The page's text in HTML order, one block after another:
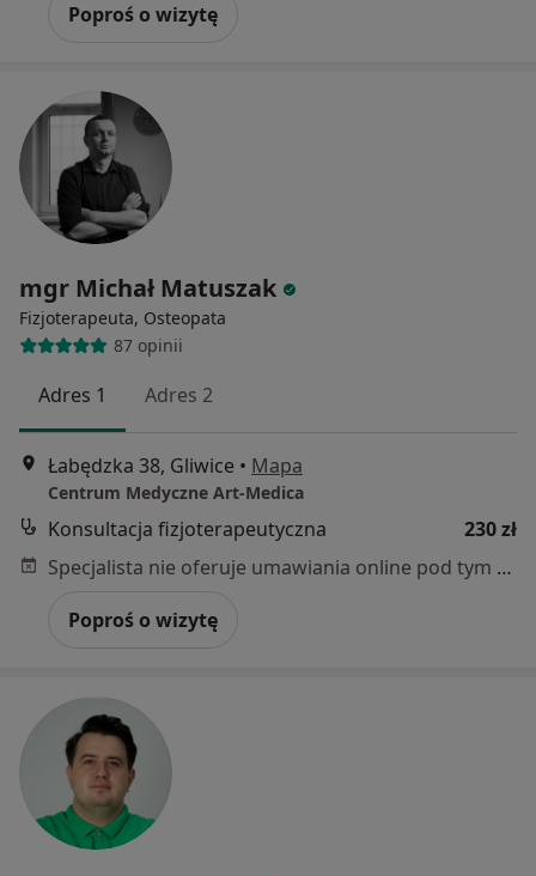
Poproś o wizytę
mgr Michał Matuszak
Fizjoterapeuta, Osteopata
87 opinii
Adres 1 Adres 2
Łabędzka 38, Gliwice • Mapa
Centrum Medyczne Art-Medica
Konsultacja fizjoterapeutyczna
230 zł
Specjalista nie oferuje umawiania online pod tym adresem.
Poproś o wizytę